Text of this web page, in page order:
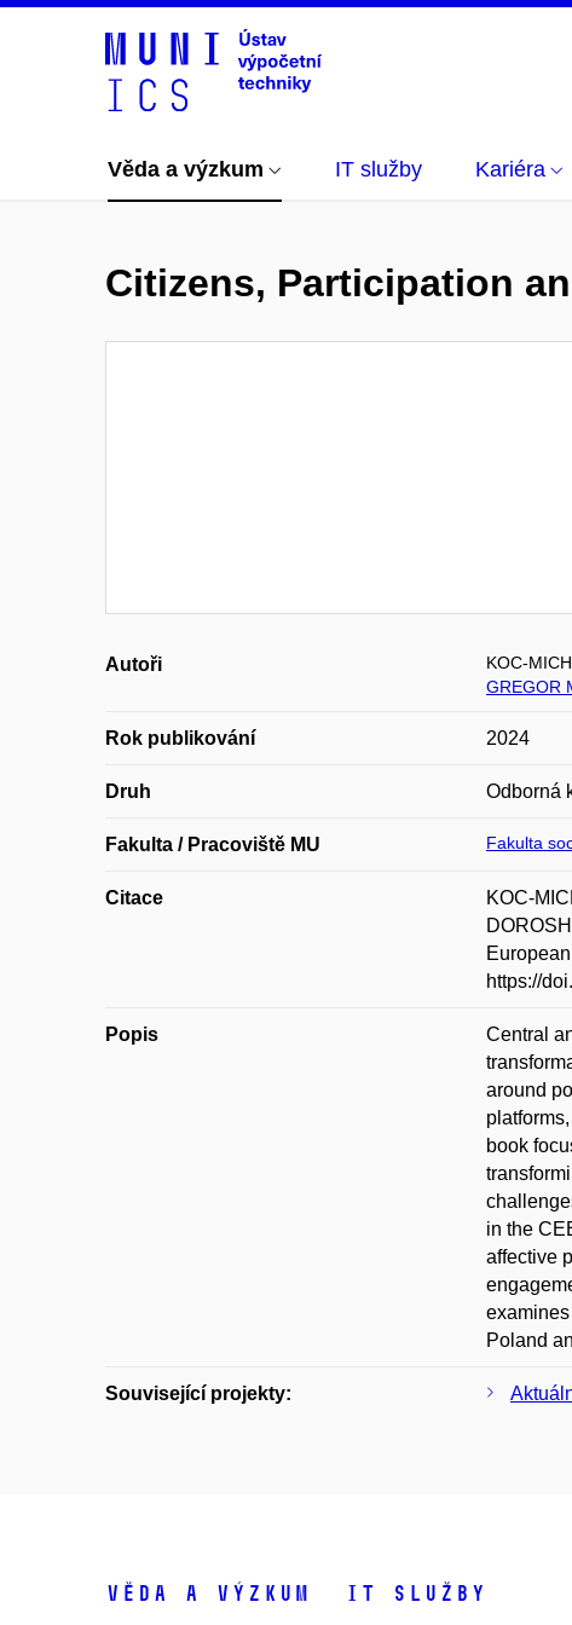
Věda a výzkum IT služby Kariéra
Citizens, Participation
Autoři KOC-
GREGOR
Rok publikování 2024
Druh Odborná
Fakulta / Pracoviště MU Fakulta
Citace
KOC-
https://
Popis
Central
around
book
in the
affective
Poland
Související projekty:
Věda a výzkum IT služby